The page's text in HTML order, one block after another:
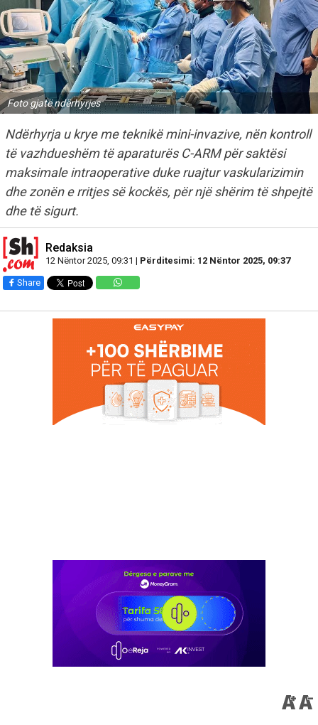
Foto gjatë ndërhyrjes
Ndërhyrja u krye me teknikë mini-invazive, nën kontroll
të vazhdueshëm të aparaturës C-ARM për saktësi
maksimale intraoperative duke ruajtur vaskularizimin
dhe zonën e rritjes së kockës, për një shërim të shpejtë
dhe të sigurt.
Redaksia
12 Nëntor 2025, 09:31 | Përditesimi: 12 Nëntor 2025, 09:37
Share